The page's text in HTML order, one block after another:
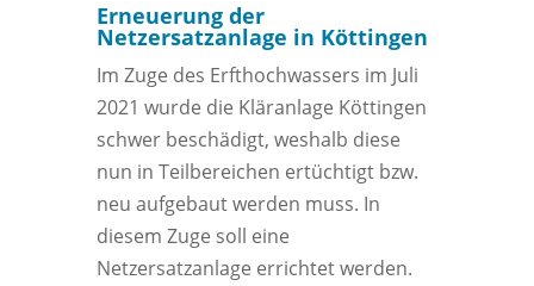
Erneuerung der
Netzersatzanlage in Köttingen
Im Zuge des Erfthochwassers im Juli
2021 wurde die Kläranlage Köttingen
schwer beschädigt, weshalb diese
nun in Teilbereichen ertüchtigt bzw.
neu aufgebaut werden muss. In
diesem Zuge soll eine
Netzersatzanlage errichtet werden.